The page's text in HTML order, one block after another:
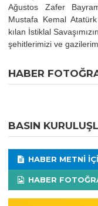
Ağustos Zafer
Mustafa Kemal
kılan İstiklal
şehitlerimizi ve
HABER
BASIN
HABER METNI
HABER